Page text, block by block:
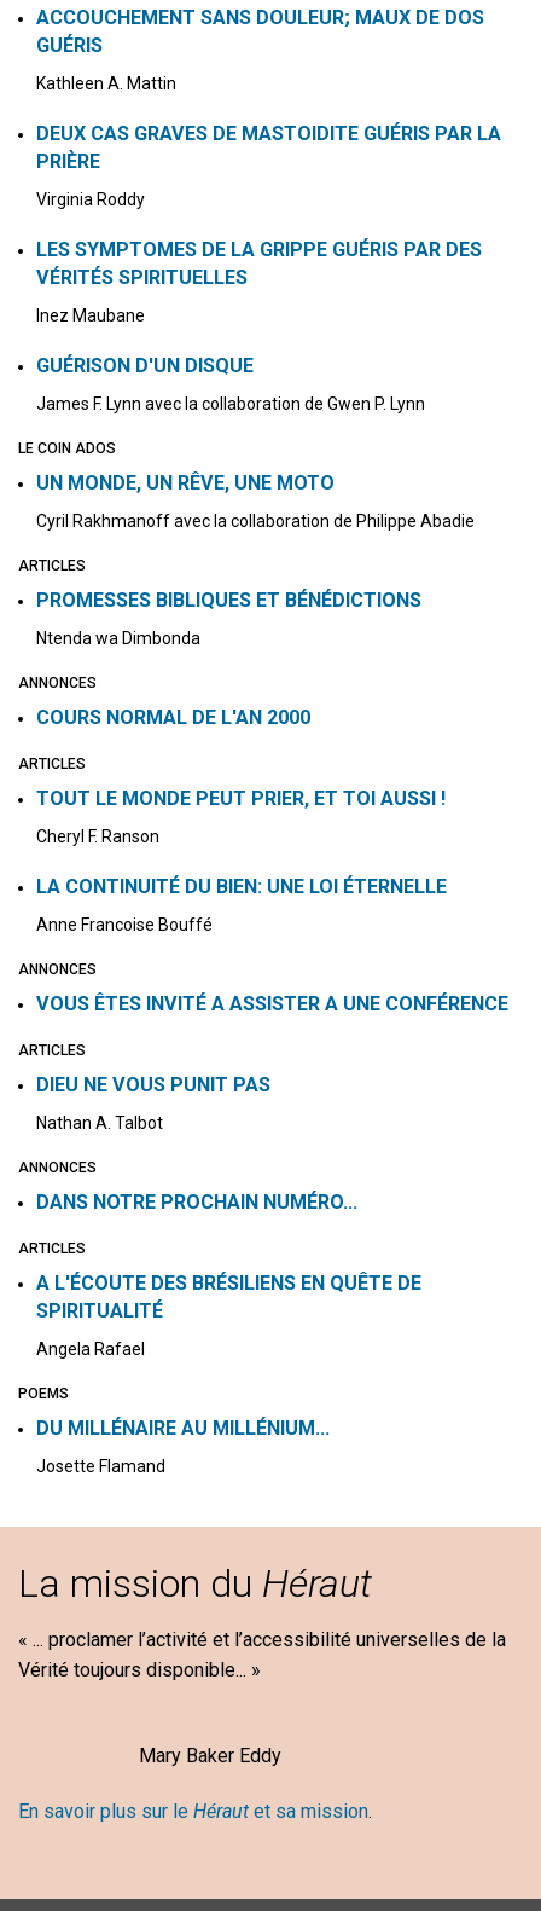
ACCOUCHEMENT SANS DOULEUR; MAUX DE DOS
GUÉRIS
Kathleen A. Mattin
DEUX CAS GRAVES DE MASTOIDITE GUÉRIS PAR LA
PRIÈRE
Virginia Roddy
LES SYMPTOMES DE LA GRIPPE GUÉRIS PAR DES
VÉRITÉS SPIRITUELLES
Inez Maubane
GUÉRISON D'UN DISQUE
James F. Lynn avec la collaboration de Gwen P. Lynn
LE COIN ADOS
UN MONDE, UN RÊVE, UNE MOTO
Cyril Rakhmanoff avec la collaboration de Philippe Abadie
ARTICLES
PROMESSES BIBLIQUES ET BÉNÉDICTIONS
Ntenda wa Dimbonda
ANNONCES
COURS NORMAL DE L'AN 2000
ARTICLES
TOUT LE MONDE PEUT PRIER, ET TOI AUSSI !
Cheryl F. Ranson
LA CONTINUITÉ DU BIEN: UNE LOI ÉTERNELLE
Anne Francoise Bouffé
ANNONCES
VOUS ÊTES INVITÉ A ASSISTER A UNE CONFÉRENCE
ARTICLES
DIEU NE VOUS PUNIT PAS
Nathan A. Talbot
ANNONCES
DANS NOTRE PROCHAIN NUMÉRO...
ARTICLES
A L'ÉCOUTE DES BRÉSILIENS EN QUÊTE DE
SPIRITUALITÉ
Angela Rafael
POEMS
DU MILLÉNAIRE AU MILLÉNIUM...
Josette Flamand
La mission du Héraut
« ... proclamer l’activité et l’accessibilité universelles de la
Vérité toujours disponible... »
Mary Baker Eddy
En savoir plus sur le Héraut et sa mission.